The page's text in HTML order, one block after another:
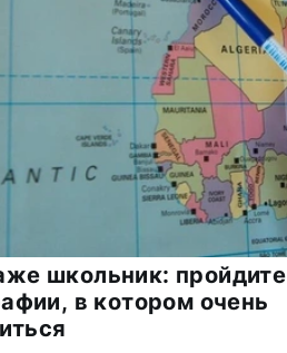
школьник: пройдите
в котором очень